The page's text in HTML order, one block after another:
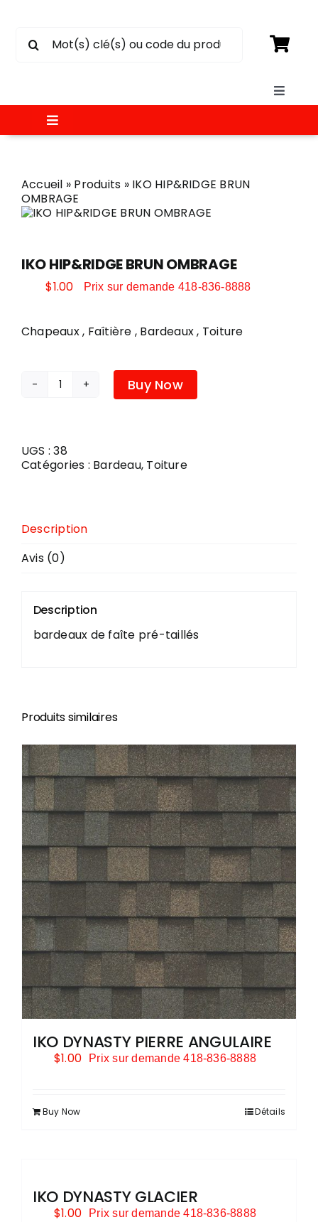
Toggle
SOUMISSION
CIRCULAIRE
Toggle
ÉLECTRICITÉ
PEINTURE
DÉCORATION
QUINCAILLERIE ET OUTILLAGE
SAISONNIER
PLOMBERIE
Accueil » Produits » IKO HIP&RIDGE BRUN
OMBRAGE
IKO HIP&RIDGE BRUN OMBRAGE
$1.00 Prix sur demande 418-836-8888
Chapeaux , Faîtière , Bardeaux , Toiture
quantité
BRUN
OMBRAGE
Buy Now
UGS :38
Catégories : Bardeau, Toiture
Description
Avis (0)
Description
bardeaux de faîte pré-taillés
Produits similaires
IKO DYNASTY PIERRE ANGULAIRE
$1.00 Prix sur demande 418-836-8888
Buy Now Détails
IKO DYNASTY GLACIER
$1.00 Prix sur demande 418-836-8888